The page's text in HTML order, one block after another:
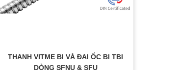
THANH VITME BI VÀ ĐAI ỐC BI TBI
DÒNG SFNU & SFU